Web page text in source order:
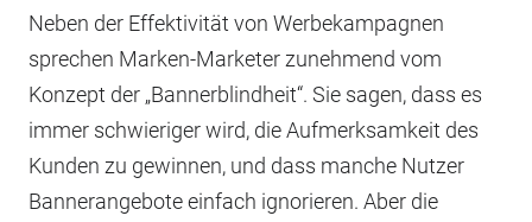
Neben der Effektivität von Werbekampagnen
sprechen Marken-Marketer zunehmend vom
Konzept der „Bannerblindheit“. Sie sagen, dass es
immer schwieriger wird, die Aufmerksamkeit des
Kunden zu gewinnen, und dass manche Nutzer
Bannerangebote einfach ignorieren. Aber die